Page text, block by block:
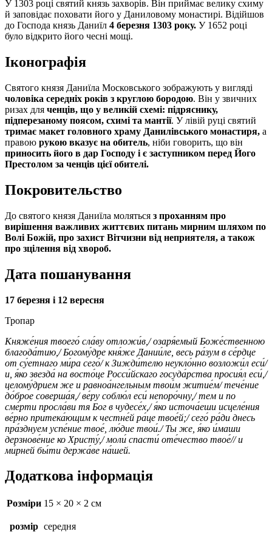
У 1303 році святий князь захворів. Він приймає велику схиму
й заповідає поховати його у Даниловому монастирі. Відійшов
до Господа князь Даниїл 4 березня 1303 року. У 1652 році
було відкрито його чесні мощі.
Іконографія
Святого князя Даниїла Московського зображують у вигляді
чоловіка середніх років з круглою бородою. Він у звичних
ризах для ченців, що у великій схемі: підряснику,
підперезаному поясом, схимі та мантії. У лівій руці святий
тримає макет головного храму Данилівського монастиря, а
правою рукою вказує на обитель, ніби говорить, що він
приносить його в дар Господу і є заступником перед Його
Престолом за ченців цієї обителі.
Покровительство
До святого князя Даниїла моляться з проханням про
вирішення важливих життєвих питань мирним шляхом по
Волі Божій, про захист Вітчизни від неприятеля, а також
про зцілення від хвороб.
Дата пошанування
17 березня і 12 вересня
Тропар
Княже́ния твоего́ сла́ву отложи́в,/ озаря́емый Боже́ственною
благода́тию,/ Богому́дре кня́же Дании́ле, весь ра́зум в се́рдце
от су́етнаго ми́ра сего́/ к Зижди́телю неукло́нно возложи́л еси́/
и, я́ко звезда́ на восто́це Росси́йскаго госуда́рства просия́л еси́,/
целому́дрием же и равноа́нгельным твои́м житие́м/ тече́ние
до́брое соверша́я,/ ве́ру соблю́л еси́ непоро́чну,/ тем и по
сме́рти просла́ви тя Бог в чудесе́х,/ я́ко источа́еши исцеле́ния
ве́рно притека́ющим к честне́й ра́це твое́й;/ сего́ ра́ди днесь
пра́зднуем успе́ние твое́, лю́дие твои́./ Ты же, я́ко и́маши
дерзнове́ние ко Христу́,/ моли́ спасти́ оте́чество твое́// и
ми́рней бы́ти держа́ве на́шей.
Додаткова інформація
Розміри 15 × 20 × 2 см
розмір середня